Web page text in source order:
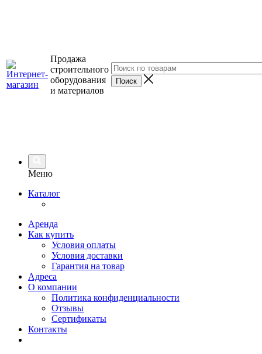
Продажа
строительного
оборудования
и материалов
Меню
Каталог
Аренда
Как купить
Условия оплаты
Условия доставки
Гарантия на товар
Адреса
О компании
Политика конфиденциальности
Отзывы
Сертификаты
Контакты